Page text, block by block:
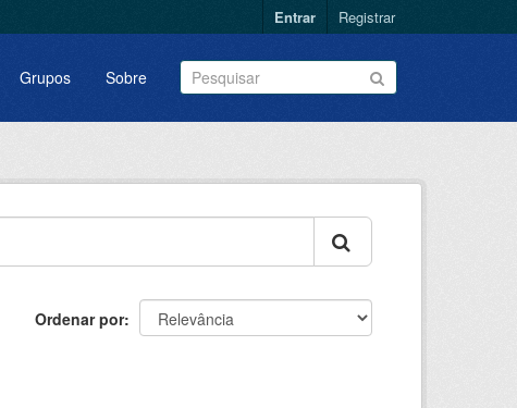
Entrar Registrar
Grupos Sobre
Ordenar por